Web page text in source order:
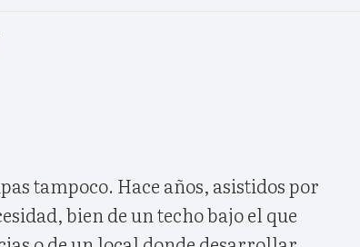
tampoco. Hace años, asistidos por
bien de un techo bajo el que